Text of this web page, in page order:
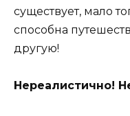
существует, мало
способна
другую!
Нереалистично!